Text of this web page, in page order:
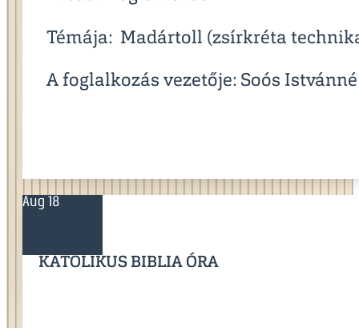
Témája: Madártoll (zsírkréta
A foglalkozás vezetője: Soós Istvánné
Aug 18
KATOLIKUS BIBLIA ÓRA